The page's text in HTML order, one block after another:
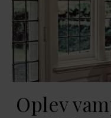
Oplev